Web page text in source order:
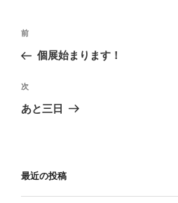
投
ナ
ビ
ゲ
ン
過
去
投
稿
前
個展始まります！
次
の
次
あと三日
最近の投稿